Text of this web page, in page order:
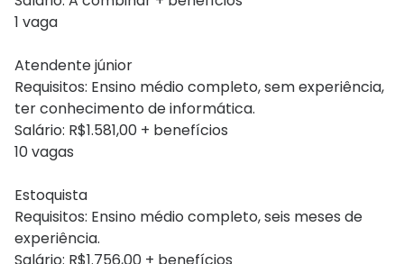
1 vaga
Atendente júnior
Requisitos: Ensino médio completo, sem experiência,
ter conhecimento de informática.
Salário: R$1.581,00 + benefícios
10 vagas
Estoquista
Requisitos: Ensino médio completo, seis meses de
experiência.